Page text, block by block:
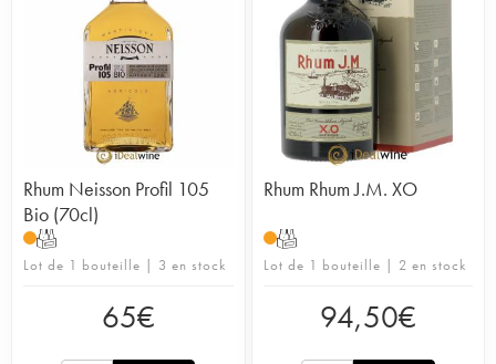
Rhum Neisson Profil 105
Bio (70cl)
T
Lot de 1 bouteille | 3 en stock
65€
Rhum Rhum J.M. XO
T
Lot de 1 bouteille | 2 en stock
94,50€